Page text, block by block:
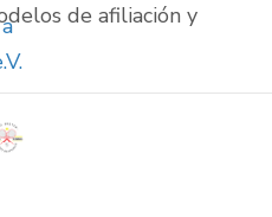
de afiliación y